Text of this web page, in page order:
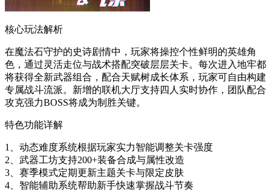
核心玩法解析
在魔法石守护的史诗剧情中，玩家将操控个性鲜明的英雄角
色，通过灵活走位与战术搭配突破层层关卡。每次进入地牢都
将获得全新武器组合，配合天赋树成长体系，玩家可自由构建
专属战斗流派。新增的联机大厅支持四人实时协作，团队配合
攻克强力BOSS将成为制胜关键。
特色功能详解
1、动态难度系统根据玩家实力智能调整关卡强度
2、武器工坊支持200+装备合成与属性改造
3、赛季模式定期更新主题关卡与限定皮肤
4、智能辅助系统帮助新手快速掌握战斗节奏